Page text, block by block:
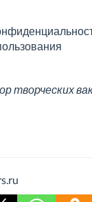
творческих